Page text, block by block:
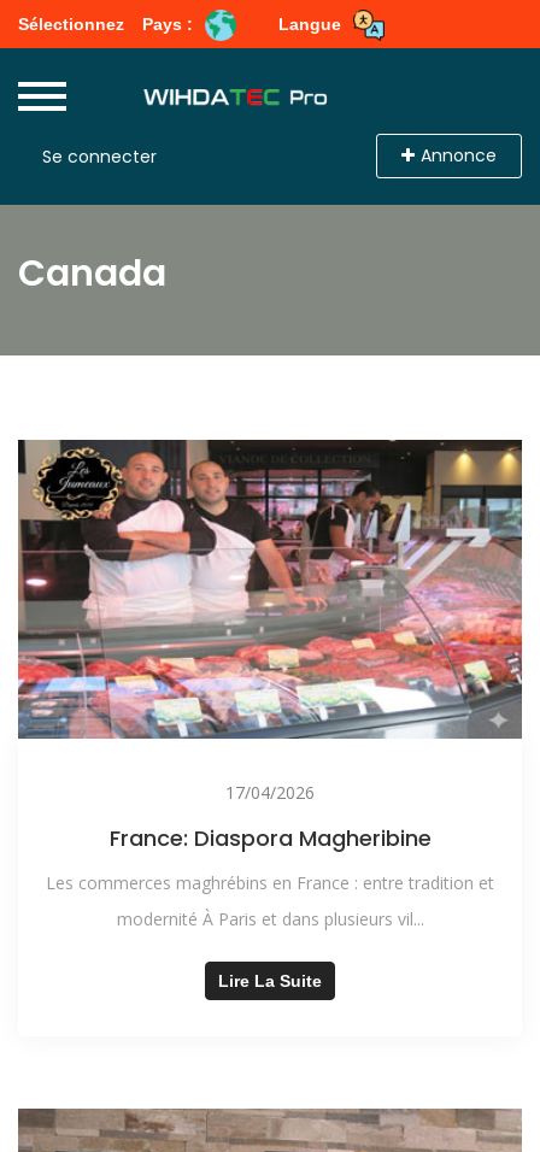
Sélectionnez Pays : Langue
Se connecter Annonce
Canada
17/04/2026
France: Diaspora Magheribine
Les commerces maghrébins en France : entre tradition et
modernité À Paris et dans plusieurs vil...
Lire La Suite